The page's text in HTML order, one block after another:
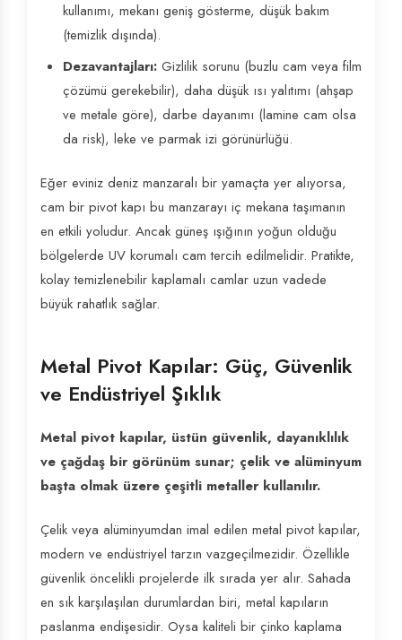
kullanımı, mekanı geniş gösterme, düşük bakım
(temizlik dışında).
Dezavantajları: Gizlilik sorunu (buzlu cam veya film
çözümü gerekebilir), daha düşük ısı yalıtımı (ahşap
ve metale göre), darbe dayanımı (lamine cam olsa
da risk), leke ve parmak izi görünürlüğü.
Eğer eviniz deniz manzaralı bir yamaçta yer alıyorsa,
cam bir pivot kapı bu manzarayı iç mekana taşımanın
en etkili yoludur. Ancak güneş ışığının yoğun olduğu
bölgelerde UV korumalı cam tercih edilmelidir. Pratikte,
kolay temizlenebilir kaplamalı camlar uzun vadede
büyük rahatlık sağlar.
Metal Pivot Kapılar: Güç, Güvenlik
ve Endüstriyel Şıklık
Metal pivot kapılar, üstün güvenlik, dayanıklılık
ve çağdaş bir görünüm sunar; çelik ve alüminyum
başta olmak üzere çeşitli metaller kullanılır.
Çelik veya alüminyumdan imal edilen metal pivot kapılar,
modern ve endüstriyel tarzın vazgeçilmezidir. Özellikle
güvenlik öncelikli projelerde ilk sırada yer alır. Sahada
en sık karşılaşılan durumlardan biri, metal kapıların
paslanma endişesidir. Oysa kaliteli bir çinko kaplama